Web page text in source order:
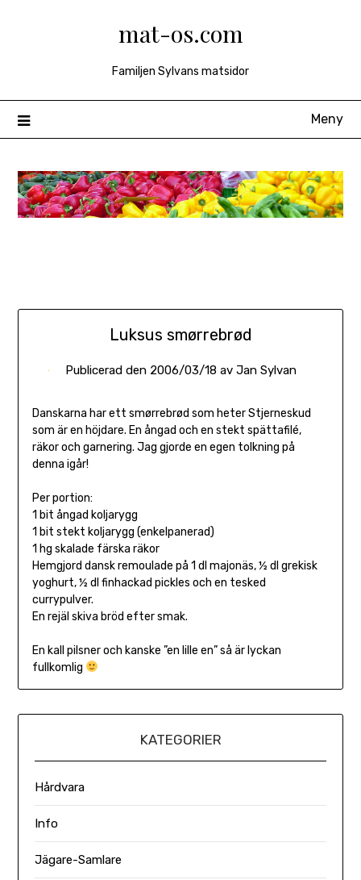
mat-os.com
Familjen Sylvans matsidor
Meny
Luksus smørrebrød
Publicerad den 2006/03/18 av Jan Sylvan
Danskarna har ett smørrebrød som heter Stjerneskud
som är en höjdare. En ångad och en stekt spättafilé,
räkor och garnering. Jag gjorde en egen tolkning på
denna igår!
Per portion:
1 bit ångad koljarygg
1 bit stekt koljarygg (enkelpanerad)
1 hg skalade färska räkor
Hemgjord dansk remoulade på 1 dl majonäs, ½ dl grekisk
yoghurt, ½ dl finhackad pickles och en tesked
currypulver.
En rejäl skiva bröd efter smak.
En kall pilsner och kanske ”en lille en” så är lyckan
fullkomlig
KATEGORIER
Hårdvara
Info
Jägare-Samlare